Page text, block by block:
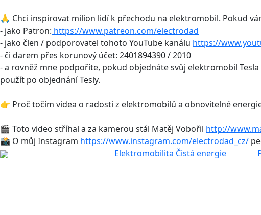
🙏 Chci inspirovat milion lidí k přechodu na elektromobil. Pokud
- jako Patron: https://www.patreon.com/electrodad
- jako člen / podporovatel tohoto YouTube kanálu https://
- či darem přes korunový účet: 2401894390 / 2010
- a rovněž mne podpoříte, pokud objednáte svůj elektromobil
použít po objednání Tesly.
👉 Proč točím videa o radosti z elektromobilů a obnovitelné
🎬 Toto video stříhal a za kamerou stál Matěj Vobořil http://
📸 O můj Instagram https://www.instagram.com/electrodad_cz/
Elektromobilita Čistá energie